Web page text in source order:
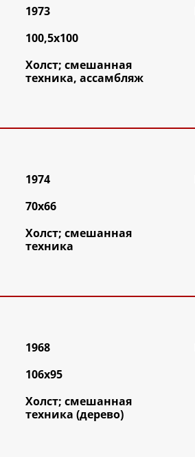
1973
100,5х100
Холст; смешанная
техника, ассамбляж
1974
70х66
Холст; смешанная
техника
1968
106х95
Холст; смешанная
техника (дерево)